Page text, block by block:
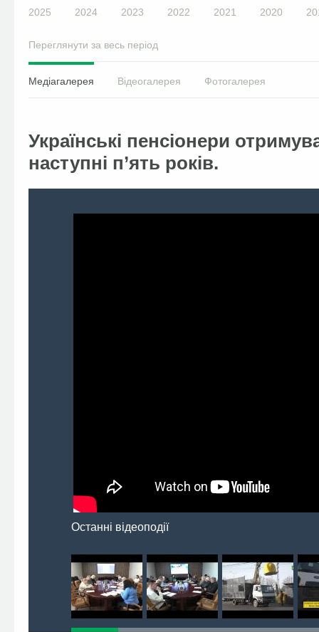
2025 2024 2023 2022 2021 2020
Переглянути за весь період
Медіагалерея Відеогалерея Фотогалерея
Українські пенсіонери
наступні п’ять років.
Останні відеоподії